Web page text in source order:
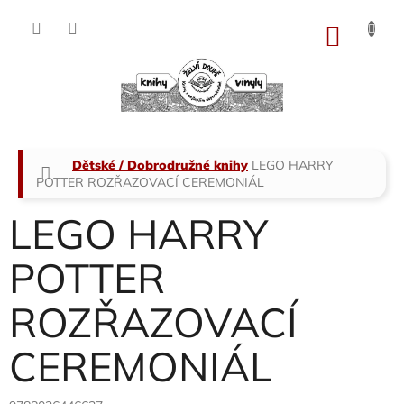
Domů
Dětské / Dobrodružné knihy LEGO HARRY
POTTER ROZŘAZOVACÍ CEREMONIÁL
LEGO HARRY
POTTER
ROZŘAZOVACÍ
CEREMONIÁL